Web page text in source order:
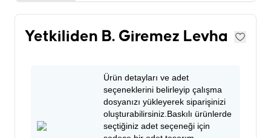
Yetkiliden B. Giremez Levha
Ürün detayları ve adet
seçeneklerini belirleyip çalışma
dosyanızı yükleyerek siparişinizi
oluşturabilirsiniz.Baskılı ürünlerde
seçtiğiniz adet seçeneği için